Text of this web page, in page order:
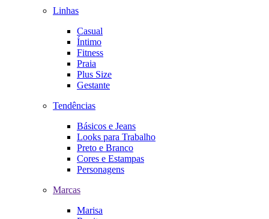
Linhas
Casual
Íntimo
Fitness
Praia
Plus Size
Gestante
Tendências
Básicos e Jeans
Looks para Trabalho
Preto e Branco
Cores e Estampas
Personagens
Marcas
Marisa